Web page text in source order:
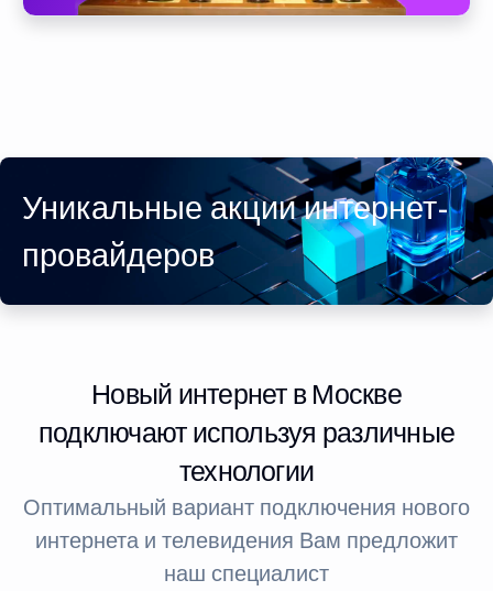
Уникальные акции интернет-
провайдеров
Новый интернет в Москве
подключают используя различные
технологии
Оптимальный вариант подключения нового
интернета и телевидения Вам предложит
наш специалист